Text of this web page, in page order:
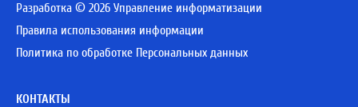
Разработка © 2026 Управление информатизации
Правила использования информации
Политика по обработке Персональных данных
КОНТАКТЫ